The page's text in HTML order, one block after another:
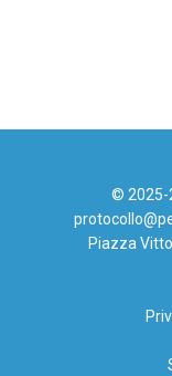
© 2025-
Piazza